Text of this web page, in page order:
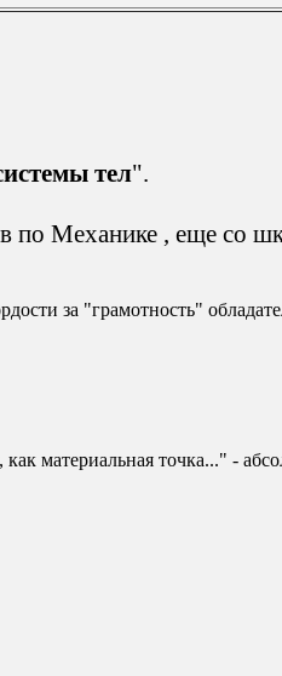
тел".
по Механике , еще со
за "грамотность"
материальная точка..." -